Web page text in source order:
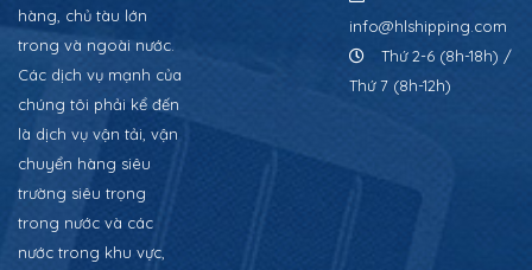
hàng, chủ tàu lớn
trong và ngoài nước.
Các dịch vụ mạnh của
chúng tôi phải kể đến
là dịch vụ vận tải, vận
chuyển hàng siêu
trường siêu trọng
trong nước và các
nước trong khu vực,
info@hlshipping.com
Thứ 2-6 (8h-18h) /
Thứ 7 (8h-12h)